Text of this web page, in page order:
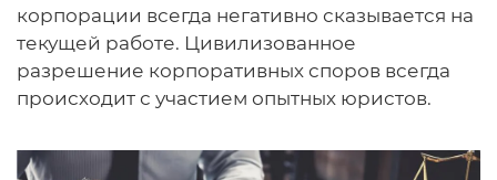
корпорации всегда негативно сказывается на
текущей работе. Цивилизованное
разрешение корпоративных споров всегда
происходит с участием опытных юристов.